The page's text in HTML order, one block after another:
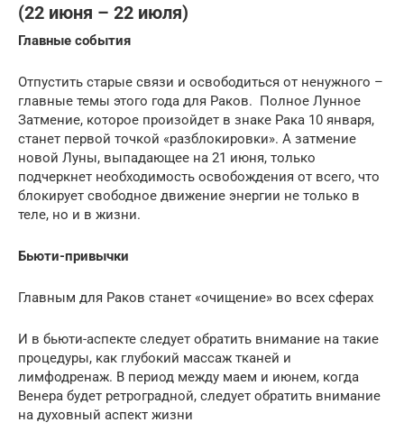
(22 июня – 22 июля)
Главные события
Отпустить старые связи и освободиться от ненужного –
главные темы этого года для Раков. Полное Лунное
Затмение, которое произойдет в знаке Рака 10 января,
станет первой точкой «разблокировки». А затмение
новой Луны, выпадающее на 21 июня, только
подчеркнет необходимость освобождения от всего, что
блокирует свободное движение энергии не только в
теле, но и в жизни.
Бьюти-привычки
Главным для Раков станет «очищение» во всех сферах
И в бьюти-аспекте следует обратить внимание на такие
процедуры, как глубокий массаж тканей и
лимфодренаж. В период между маем и июнем, когда
Венера будет ретроградной, следует обратить внимание
на духовный аспект жизни